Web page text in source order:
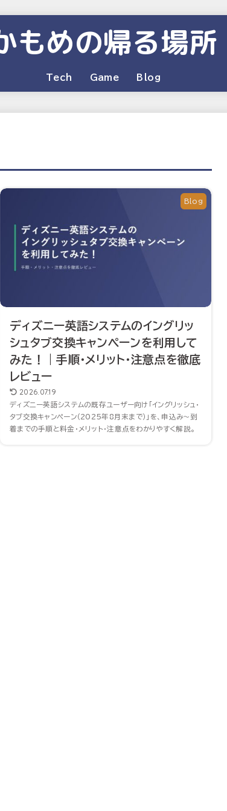
もめの帰る場所
Tech Game Blog
Blog
ディズニー英語システムのイングリッ
シュタブ交換キャンペーンを利用して
みた！｜手順・メリット・注意点を徹底
レビュー
2026.07.19
ディズニー英語システムの既存ユーザー向け「イングリッシュ・
タブ交換キャンペーン（2025年8月末まで）」を、申込み〜到
着までの手順と料金・メリット・注意点をわかりやすく解説。